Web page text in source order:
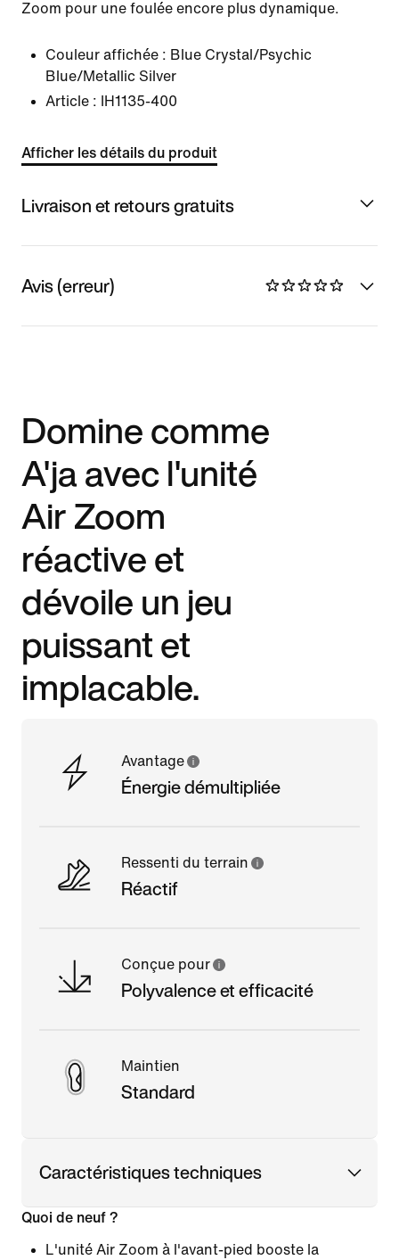
Zoom pour une foulée encore plus dynamique.
Couleur affichée : Blue Crystal/Psychic
Blue/Metallic Silver
Article :
IH1135-400
Afficher les détails du produit
Livraison et retours gratuits
Avis (erreur)
Domine comme
A'ja avec l'unité
Air Zoom
réactive et
dévoile un jeu
puissant et
implacable.
Avantage
Énergie démultipliée
Ressenti du terrain
Réactif
Conçue pour
Polyvalence et efficacité
Maintien
Standard
Caractéristiques techniques
Quoi de neuf ?
L'unité Air Zoom à l'avant-pied booste la